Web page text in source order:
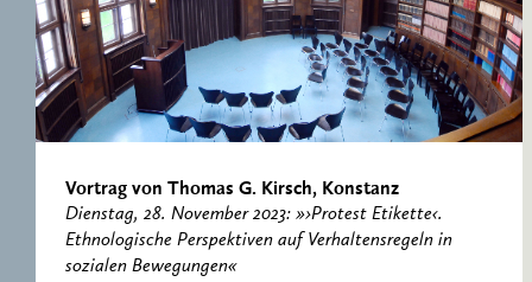
FOR POLITICAL
ICONOGRAPHY
ERNST CASSIRER
CENTRE 1997-2007
RECORDS
Vortrag von Thomas G. Kirsch, Konstanz
Dienstag, 28. November 2023: »›Protest Etikette‹.
Ethnologische Perspektiven auf Verhaltensregeln in
sozialen Bewegungen«